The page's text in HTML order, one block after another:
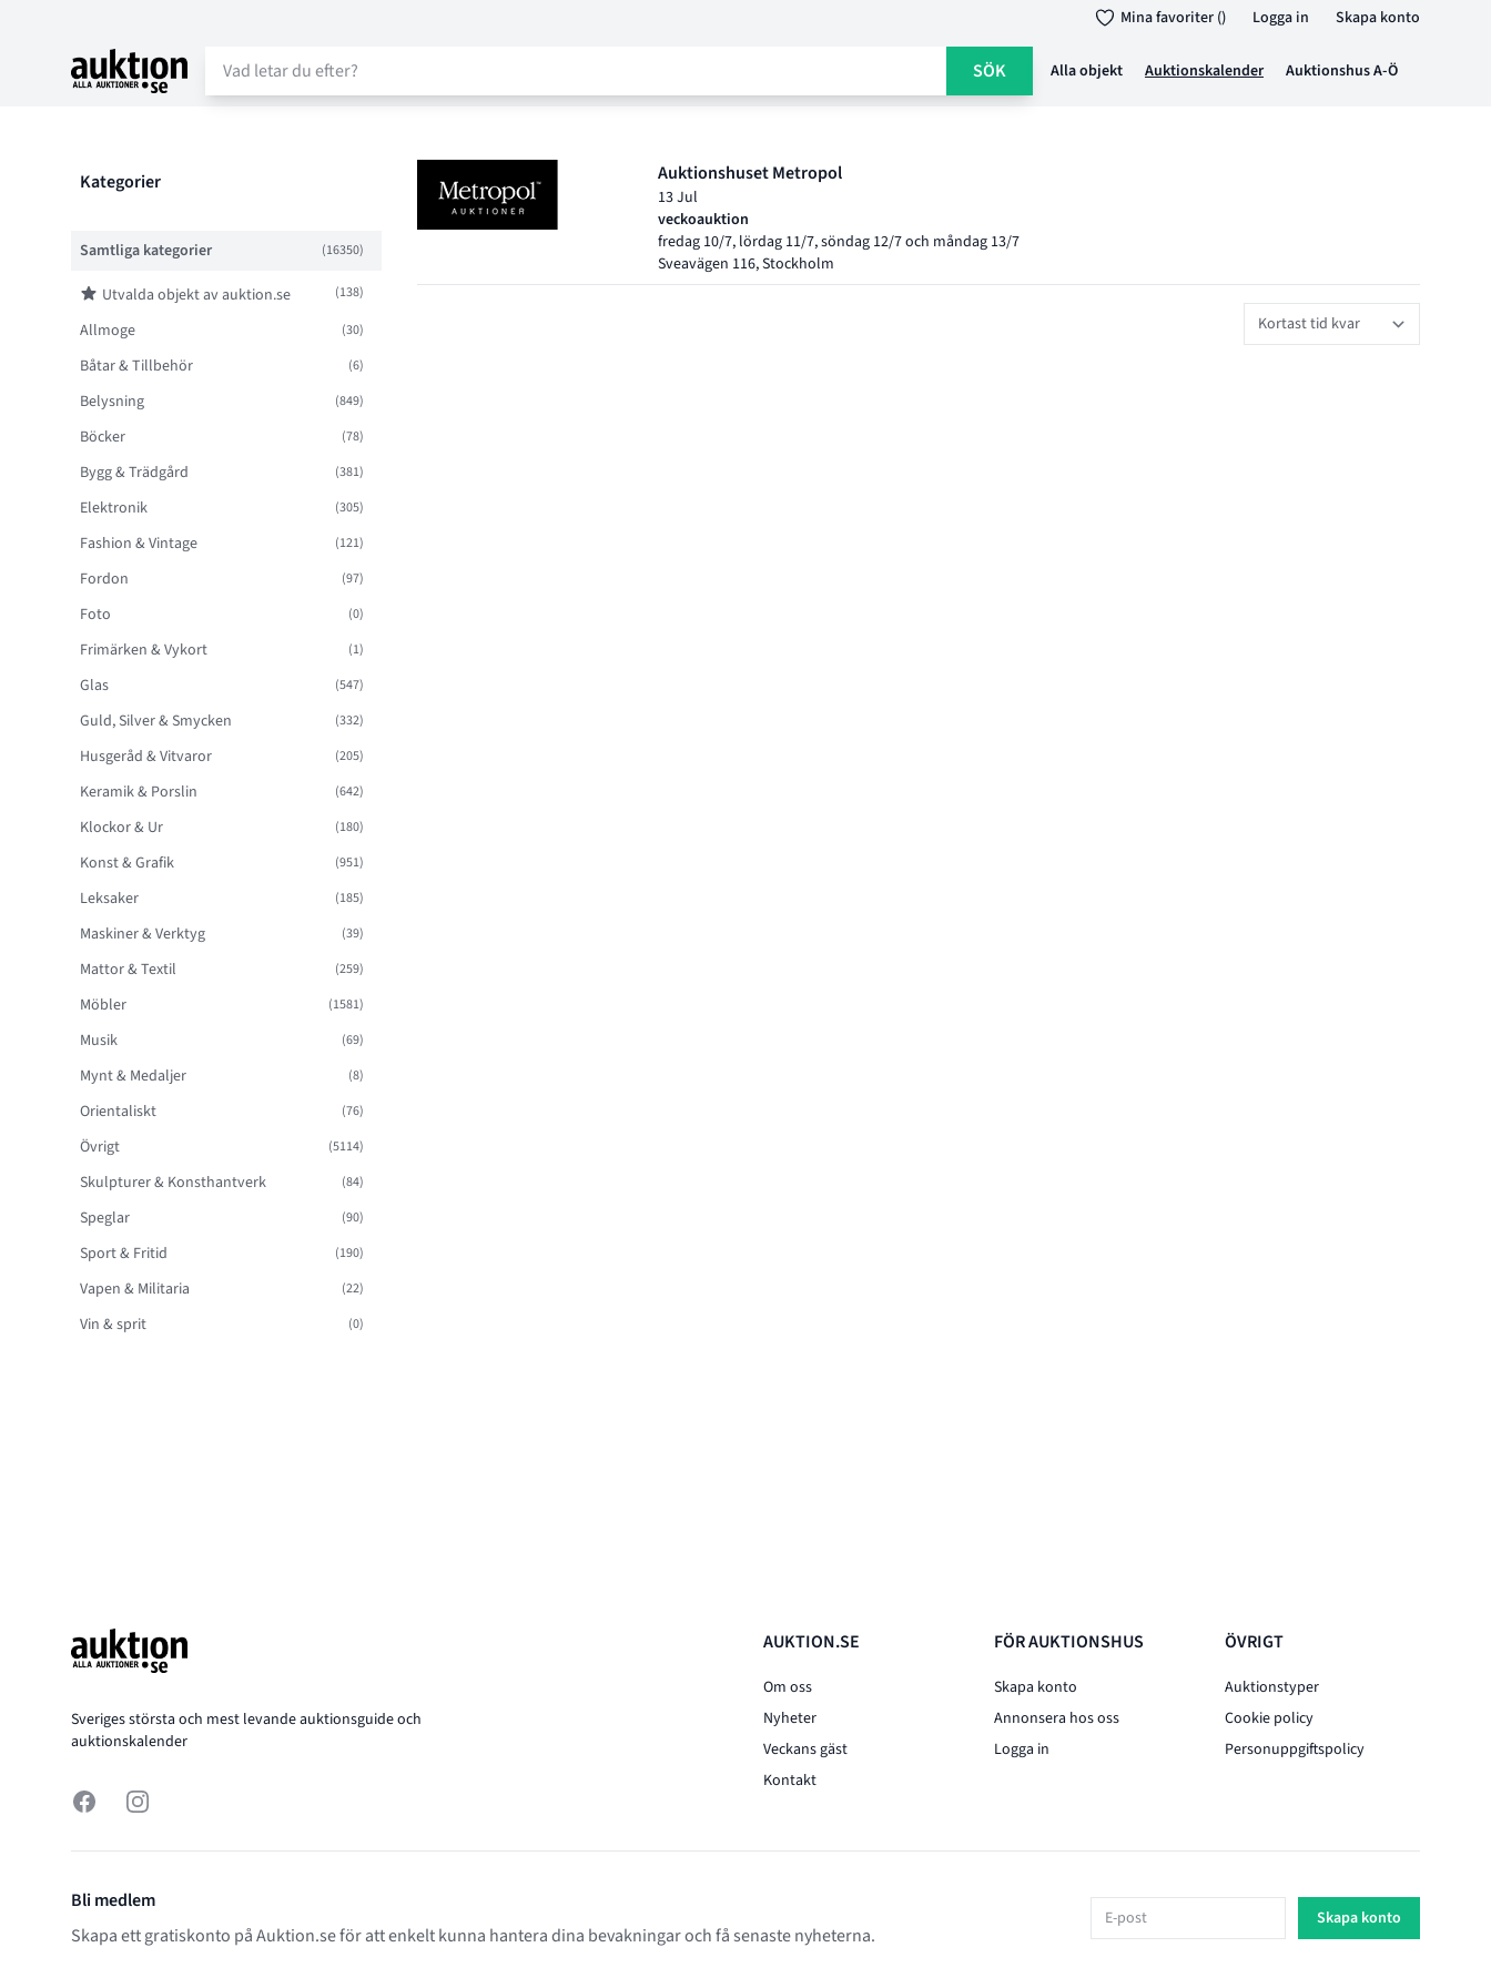
Mina favoriter () Logga in Skapa konto
Auktion.se SÖK Alla objekt Auktionskalender Auktionshus A-Ö
Filter
Kategorier
Samtliga kategorier (16350)
Utvalda objekt av auktion.se (138)
Allmoge (30)
Båtar & Tillbehör (6)
Belysning (849)
Böcker (78)
Bygg & Trädgård (381)
Elektronik (305)
Fashion & Vintage (121)
Fordon (97)
Foto (0)
Frimärken & Vykort (1)
Glas (547)
Guld, Silver & Smycken (332)
Husgeråd & Vitvaror (205)
Keramik & Porslin (642)
Klockor & Ur (180)
Konst & Grafik (951)
Leksaker (185)
Maskiner & Verktyg (39)
Mattor & Textil (259)
Möbler (1581)
Musik (69)
Mynt & Medaljer (8)
Orientaliskt (76)
Övrigt (5114)
Skulpturer & Konsthantverk (84)
Speglar (90)
Sport & Fritid (190)
Vapen & Militaria (22)
Vin & sprit (0)
Auktionshuset Metropol
13 Jul
veckoauktion
fredag 10/7, lördag 11/7, söndag 12/7 och måndag 13/7
Sveavägen 116, Stockholm
Sort
Sveriges största och mest levande auktionsguide och
auktionskalender
FacebookInstagram
AUKTION.SE
Om oss
Nyheter
Veckans gäst
Kontakt
FÖR AUKTIONSHUS
Skapa konto
Annonsera hos oss
Logga in
ÖVRIGT
Auktionstyper
Cookie policy
Personuppgiftspolicy
Bli medlem
Skapa ett gratiskonto på Auktion.se för att enkelt kunna hantera dina bevakningar och få senaste nyheterna.
E-post Skapa konto